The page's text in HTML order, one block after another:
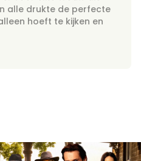
alle drukte de perfecte
hoeft te kijken en